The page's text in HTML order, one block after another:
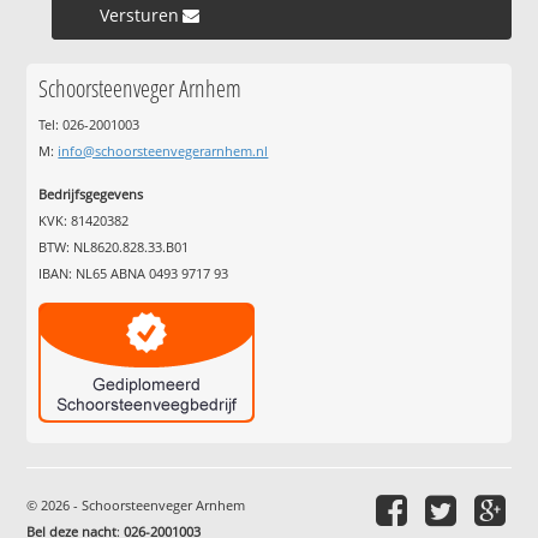
Versturen »
Schoorsteenveger Arnhem
Tel: 026-2001003
M: info@schoorsteenvegerarnhem.nl
Bedrijfsgegevens
KVK: 81420382
BTW: NL8620.828.33.B01
IBAN: NL65 ABNA 0493 9717 93
© 2026 - Schoorsteenveger Arnhem
Bel deze nacht:026-2001003